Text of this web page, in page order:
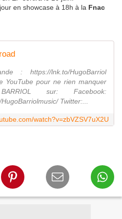
en showcase à 18h à la Fnac
: https://lnk.to/HugoBarriol
YouTube pour ne rien manquer
sur: Facebook:
Twitter:...
watch?v=zbVZSV7uX2U